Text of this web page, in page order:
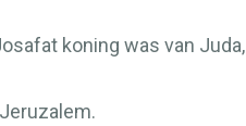
koning was van Juda,